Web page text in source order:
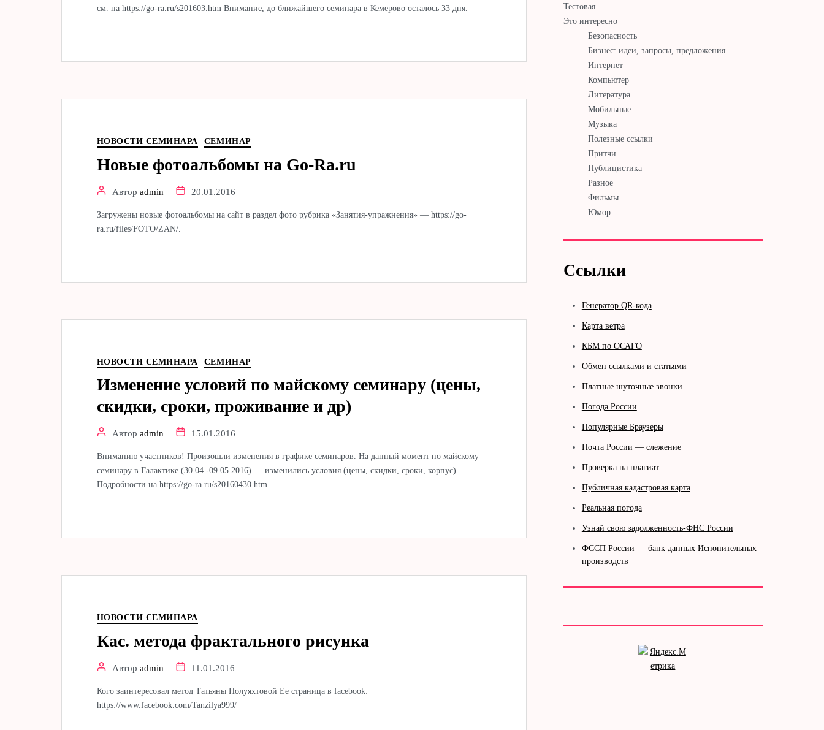
см. на https://go-ra.ru/s201603.htm Внимание, до ближайшего семинара в Кемерово осталось 33 дня.
НОВОСТИ СЕМИНАРА СЕМИНАР
Новые фотоальбомы на Go-Ra.ru
Автор admin 20.01.2016
Загружены новые фотоальбомы на сайт в раздел фото рубрика «Занятия-упражнения» — https://go-
ra.ru/files/FOTO/ZAN/.
НОВОСТИ СЕМИНАРА СЕМИНАР
Изменение условий по майскому семинару (цены,
скидки, сроки, проживание и др)
Автор admin 15.01.2016
Вниманию участников! Произошли изменения в графике семинаров. На данный момент по майскому
семинару в Галактике (30.04.-09.05.2016) — изменились условия (цены, скидки, сроки, корпус).
Подробности на https://go-ra.ru/s20160430.htm.
НОВОСТИ СЕМИНАРА
Кас. метода фрактального рисунка
Автор admin 11.01.2016
Кого заинтересовал метод Татьяны Полуяхтовой Ее страница в facebook:
https://www.facebook.com/Tanzilya999/
Тестовая
Это интересно
Безопасность
Бизнес: идеи, запросы, предложения
Интернет
Компьютер
Литература
Мобильные
Музыка
Полезные ссылки
Притчи
Публицистика
Разное
Фильмы
Юмор
Ссылки
Генератор QR-кода
Карта ветра
КБМ по ОСАГО
Обмен ссылками и статьями
Платные шуточные звонки
Погода России
Популярные Браузеры
Почта России — слежение
Проверка на плагиат
Публичная кадастровая карта
Реальная погода
Узнай свою задолженность-ФНС России
ФССП России — банк данных Испонительных
производств